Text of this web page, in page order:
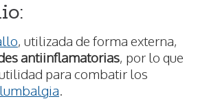
, utilizada de forma externa,
antiinflamatorias, por lo que
para combatir los
lumbalgia